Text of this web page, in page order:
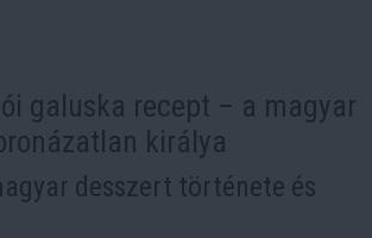
galuska recept – a magyar
királya
desszert története és